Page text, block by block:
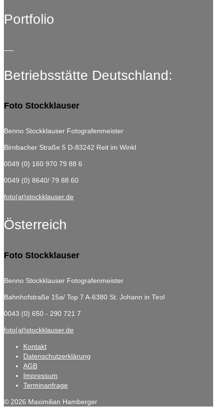
Portfolio
Betriebsstätte Deutschland:
Foto Stockklauser
Benno Stockklauser Fotografenmeister
Birnbacher Straße 5 D-83242 Reit im Winkl
0049 (0) 160 970 79 88 6
0049 (0) 8640/ 79 88 60
foto(at)stockklauser.de
Österreich
Foto Stockklauser
Benno Stockklauser Fotografenmeister
Bahnhofstraße 15a/ Top 7 A-6380 St. Johann in Tirol
0043 (0) 650 - 290 721 7
foto(at)stockklauser.de
Kontakt
Datenschutzerklärung
AGB
Impressum
Terminanfrage
© 2026 Maximilian Hamberger